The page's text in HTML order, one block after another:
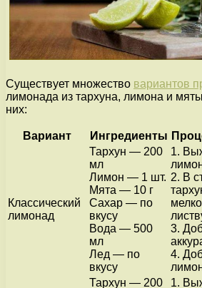
Существует множество вариантов
лимонада из тархуна, лимона и
них:
Вариант Ингредиенты
Классический
лимонад
Тархун — 200
мл
Лимон — 1 шт.
Мята — 10 г
Сахар — по
вкусу
Вода — 500
мл
Лед — по
вкусу
1.
2. В
3.
4.
Тархун — 200
1.